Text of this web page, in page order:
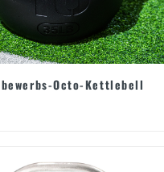
Octo-Kettlebell